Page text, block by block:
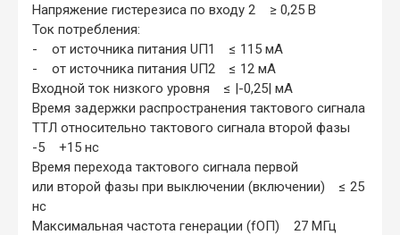
Напряжение гистерезиса по входу 2 ≥ 0,25 В
Ток потребления:
- от источника питания UП1 ≤ 115 мА
- от источника питания UП2 ≤ 12 мА
Входной ток низкого уровня ≤ |-0,25| мА
Время задержки распространения тактового сигнала
ТТЛ относительно тактового сигнала второй фазы
-5 +15 нс
Время перехода тактового сигнала первой
или второй фазы при выключении (включении) ≤ 25
нс
Максимальная частота генерации (fОП) 27 МГц